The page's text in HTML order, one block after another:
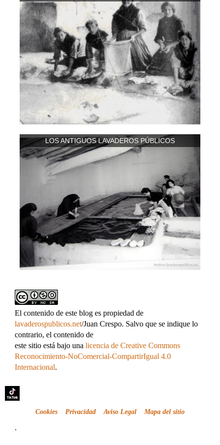
LOS ANTIGUOS LAVADEROS PÚBLICOS
El contenido de este blog es propiedad de
lavaderospublicos.net/Juan Crespo. Salvo que se indique lo
contrario, el contenido de
este sitio está bajo una licencia de Creative Commons
Reconocimiento-NoComercial-CompartirIgual 4.0
Internacional.
Cookies Privacidad Aviso Legal Mapa del sitio
.